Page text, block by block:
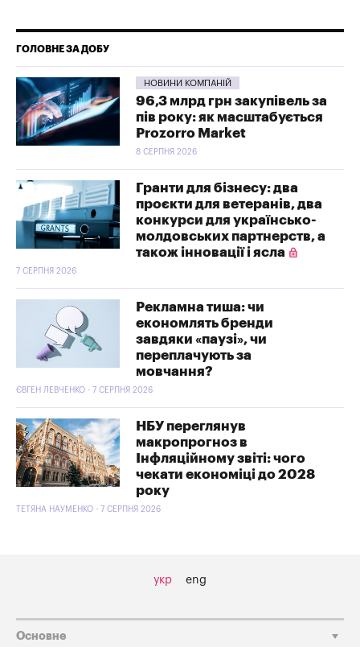
ГОЛОВНЕ ЗА ДОБУ
НОВИНИ КОМПАНІЙ
96,3 млрд грн закупівель за
пів року: як масштабується
Prozorro Market
8 СЕРПНЯ 2026
Гранти для бізнесу: два
проєкти для ветеранів, два
конкурси для українсько-
молдовських партнерств, а
також інновації і ясла
7 СЕРПНЯ 2026
Рекламна тиша: чи
економлять бренди
завдяки «паузі», чи
переплачують за
мовчання?
ЄВГЕН ЛЕВЧЕНКО - 7 СЕРПНЯ 2026
НБУ переглянув
макропрогноз в
Інфляційному звіті: чого
чекати економіці до 2028
року
ТЕТЯНА НАУМЕНКО - 7 СЕРПНЯ 2026
укр eng
Основне